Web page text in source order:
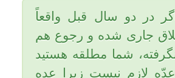
تاریخ به روزرسانی: پنجشنبه, ۶ شهریور ۱۳۹۳